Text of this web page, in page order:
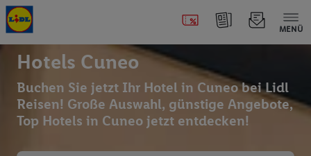
MENÜ
Hotels Cuneo
Buchen Sie jetzt Ihr Hotel in Cuneo bei Lidl
Reisen! Große Auswahl, günstige Angebote,
Top Hotels in Cuneo jetzt entdecken!